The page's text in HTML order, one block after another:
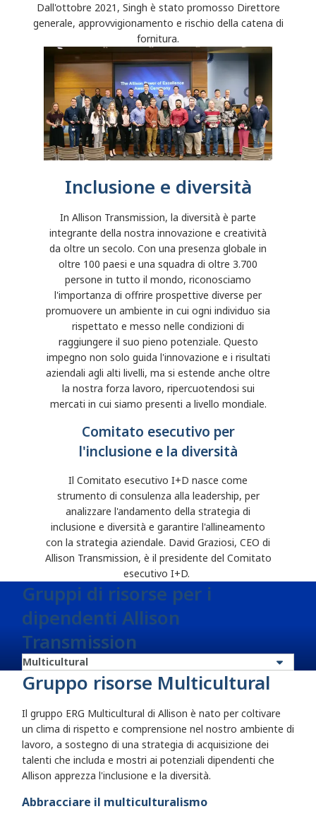
Dall'ottobre 2021, Singh è stato promosso Direttore
generale, approvvigionamento e rischio della catena di
fornitura.
Inclusione e diversità
In Allison Transmission, la diversità è parte
integrante della nostra innovazione e creatività
da oltre un secolo. Con una presenza globale in
oltre 100 paesi e una squadra di oltre 3.700
persone in tutto il mondo, riconosciamo
l'importanza di offrire prospettive diverse per
promuovere un ambiente in cui ogni individuo sia
rispettato e messo nelle condizioni di
raggiungere il suo pieno potenziale. Questo
impegno non solo guida l'innovazione e i risultati
aziendali agli alti livelli, ma si estende anche oltre
la nostra forza lavoro, ripercuotendosi sui
mercati in cui siamo presenti a livello mondiale.
Comitato esecutivo per
l'inclusione e la diversità
Il Comitato esecutivo I+D nasce come
strumento di consulenza alla leadership, per
analizzare l'andamento della strategia di
inclusione e diversità e garantire l'allineamento
con la strategia aziendale. David Graziosi, CEO di
Allison Transmission, è il presidente del Comitato
esecutivo I+D.
Gruppi di risorse per i
dipendenti Allison
Transmission
Gruppo risorse Multicultural
Il gruppo ERG Multicultural di Allison è nato per coltivare
un clima di rispetto e comprensione nel nostro ambiente di
lavoro, a sostegno di una strategia di acquisizione dei
talenti che includa e mostri ai potenziali dipendenti che
Allison apprezza l'inclusione e la diversità.
Abbracciare il multiculturalismo